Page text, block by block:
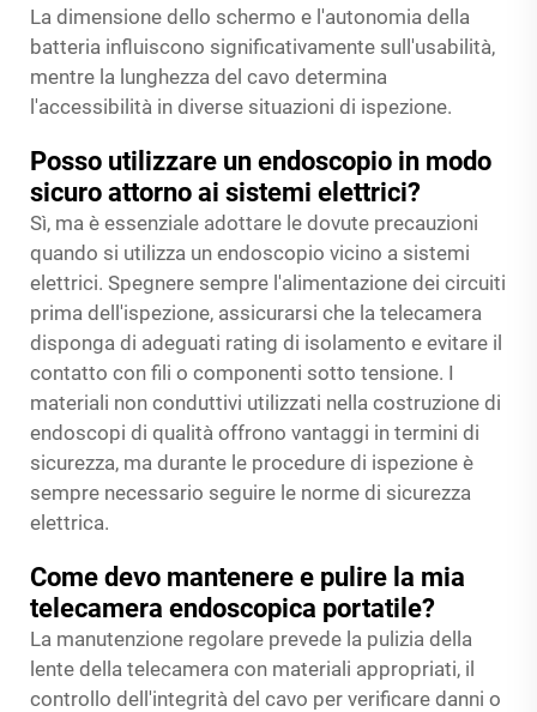
La dimensione dello schermo e l'autonomia della
batteria influiscono significativamente sull'usabilità,
mentre la lunghezza del cavo determina
l'accessibilità in diverse situazioni di ispezione.
Posso utilizzare un endoscopio in modo
sicuro attorno ai sistemi elettrici?
Sì, ma è essenziale adottare le dovute precauzioni
quando si utilizza un endoscopio vicino a sistemi
elettrici. Spegnere sempre l'alimentazione dei circuiti
prima dell'ispezione, assicurarsi che la telecamera
disponga di adeguati rating di isolamento e evitare il
contatto con fili o componenti sotto tensione. I
materiali non conduttivi utilizzati nella costruzione di
endoscopi di qualità offrono vantaggi in termini di
sicurezza, ma durante le procedure di ispezione è
sempre necessario seguire le norme di sicurezza
elettrica.
Come devo mantenere e pulire la mia
telecamera endoscopica portatile?
La manutenzione regolare prevede la pulizia della
lente della telecamera con materiali appropriati, il
controllo dell'integrità del cavo per verificare danni o